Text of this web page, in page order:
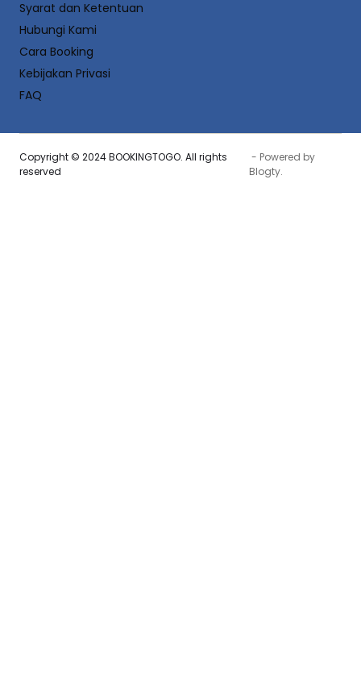
Syarat dan Ketentuan
Hubungi Kami
Cara Booking
Kebijakan Privasi
FAQ
Copyright © 2024 BOOKINGTOGO. All rights
reserved
- Powered by
Blogty.